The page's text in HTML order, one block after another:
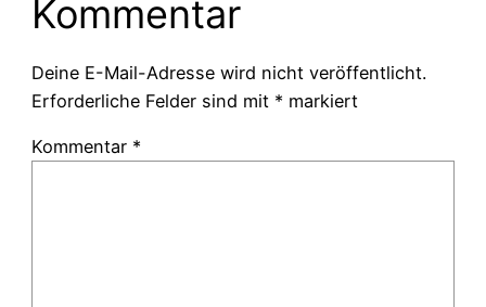
Kommentar
Deine E-Mail-Adresse wird nicht veröffentlicht.
Erforderliche Felder sind mit * markiert
Kommentar *